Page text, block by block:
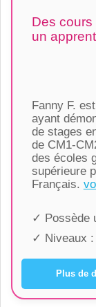
Des
un
Fanny F.
ayant
de stages
de CM1-
des écoles
supérieure
Français.
✓ Possède
✓ Niveaux :
Plus de